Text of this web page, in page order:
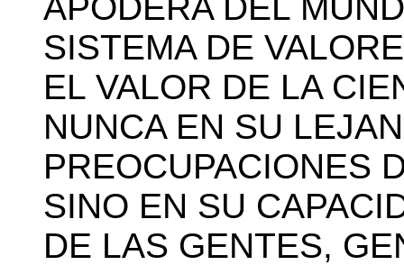
SISTEMA DE
EL VALOR DE LA
NUNCA EN SU
PREOCUPACIONES
SINO EN SU
DE LAS GENTES,